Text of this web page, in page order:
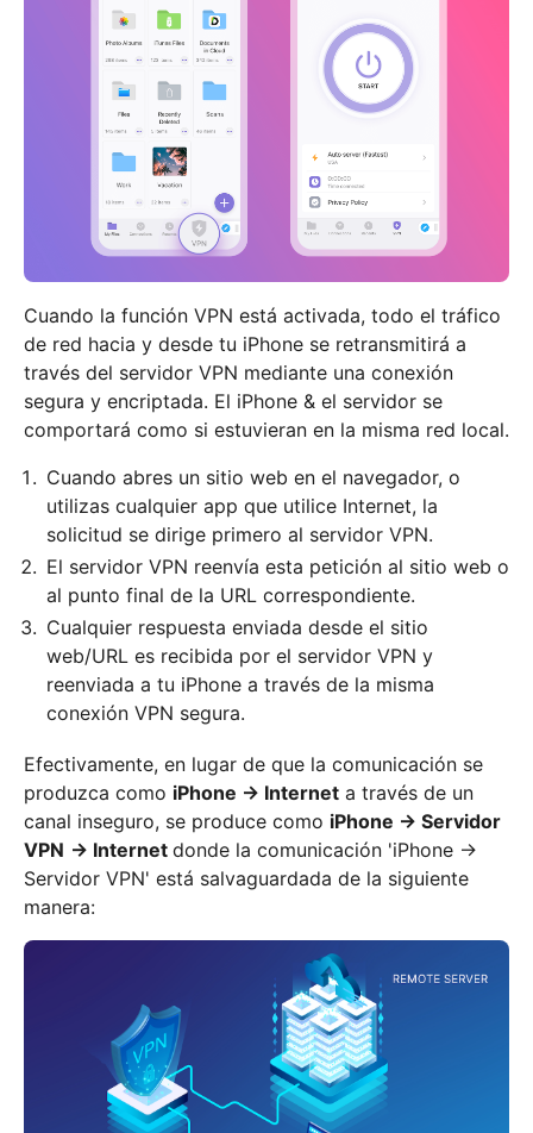
Cuando la función VPN está activada, todo el tráfico
de red hacia y desde tu iPhone se retransmitirá a
través del servidor VPN mediante una conexión
segura y encriptada. El iPhone & el servidor se
comportará como si estuvieran en la misma red local.
Cuando abres un sitio web en el navegador, o
utilizas cualquier app que utilice Internet, la
solicitud se dirige primero al servidor VPN.
El servidor VPN reenvía esta petición al sitio web o
al punto final de la URL correspondiente.
Cualquier respuesta enviada desde el sitio
web/URL es recibida por el servidor VPN y
reenviada a tu iPhone a través de la misma
conexión VPN segura.
Efectivamente, en lugar de que la comunicación se
produzca como iPhone → Internet a través de un
canal inseguro, se produce como iPhone → Servidor
VPN → Internet donde la comunicación 'iPhone →
Servidor VPN' está salvaguardada de la siguiente
manera: